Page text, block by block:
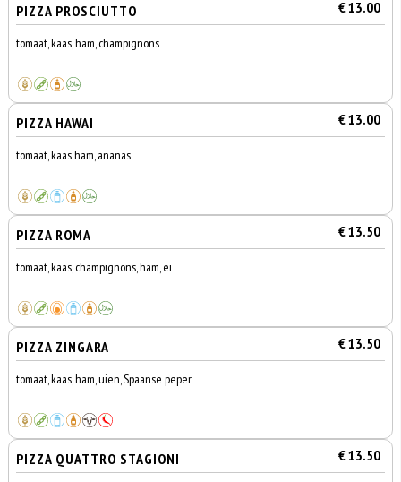
PIZZA PROSCIUTTO € 13.00
tomaat, kaas, ham, champignons
PIZZA HAWAI € 13.00
tomaat, kaas ham, ananas
PIZZA ROMA € 13.50
tomaat, kaas, champignons, ham, ei
PIZZA ZINGARA € 13.50
tomaat, kaas, ham, uien, Spaanse peper
PIZZA QUATTRO STAGIONI € 13.50